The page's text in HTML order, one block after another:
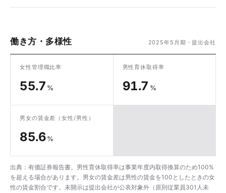
働き方・多様性 2025年5月期・提出会社
女性管理職比率
55.7 %
男性育休取得率
91.7 %
男女の賃金差 （女性/男性）
85.6%
出典：有価証券報告書。男性育休取得率は事業年度内取得換算のため100%
を超える場合があります。男女の賃金差は男性の賃金を100としたときの女
性の賃金割合です。未開示は提出会社が公表対象外（原則従業員301人未